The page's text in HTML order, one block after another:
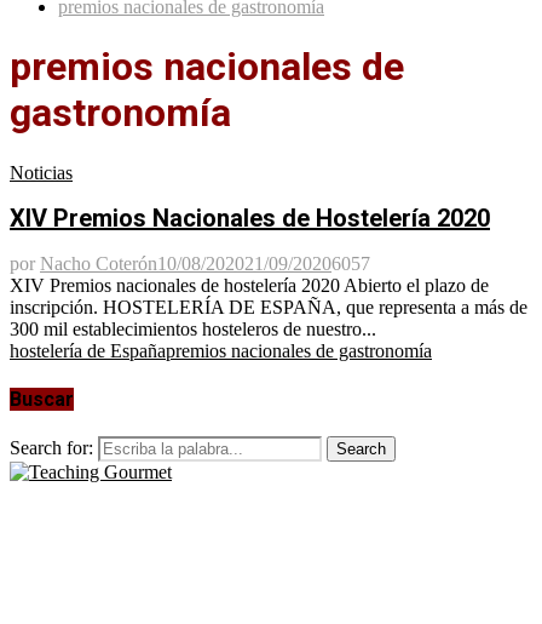
premios nacionales de gastronomía
premios nacionales de
gastronomía
Noticias
XIV Premios Nacionales de Hostelería 2020
por Nacho Coterón10/08/202021/09/20206057
XIV Premios nacionales de hostelería 2020 Abierto el plazo de
inscripción. HOSTELERÍA DE ESPAÑA, que representa a más de
300 mil establecimientos hosteleros de nuestro...
hostelería de Españapremios nacionales de gastronomía
Buscar
Search for: Search